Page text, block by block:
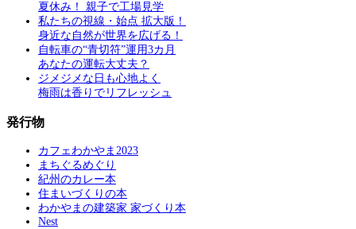
夏休み！ 親子で工場見学
私たちの視線・始点 拡大版！
身近な自然が世界を広げる！
自転車の“青切符”運用3カ月
あなたの運転大丈夫？
ジメジメな日も心地よく
梅雨は香りでリフレッシュ
発行物
カフェわかやま2023
まちぐるめぐり
紀州のカレー本
住まいづくりの本
わかやまの建築家 家づくり本
Nest